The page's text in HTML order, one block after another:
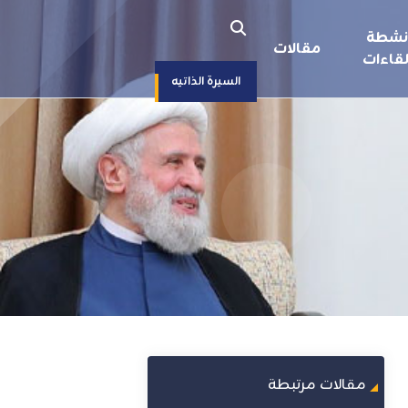
مقالات
السيرة الذاتيه
مقالات مرتبطة